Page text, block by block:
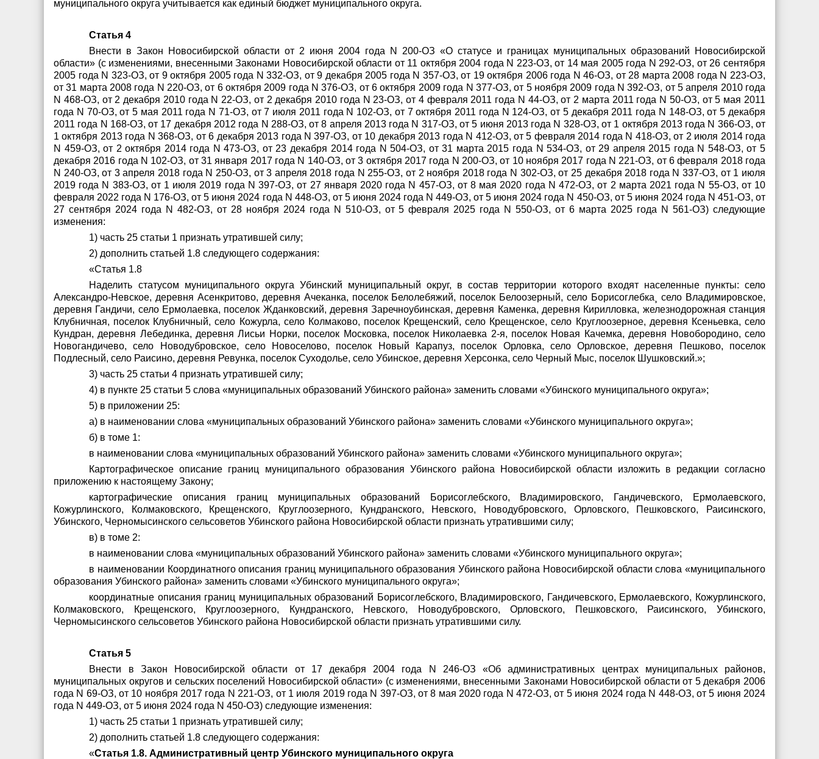
муниципального округа учитывается как единый бюджет муниципального округа.
Статья 4
Внести в Закон Новосибирской области от 2 июня 2004 года N 200-ОЗ «О статусе и границах муниципальных образований Новосибирской
области» (с изменениями, внесенными Законами Новосибирской области от 11 октября 2004 года N 223-ОЗ, от 14 мая 2005 года N 292-ОЗ, от 26 сентября
2005 года N 323-ОЗ, от 9 октября 2005 года N 332-ОЗ, от 9 декабря 2005 года N 357-ОЗ, от 19 октября 2006 года N 46-ОЗ, от 28 марта 2008 года N 223-ОЗ,
от 31 марта 2008 года N 220-ОЗ, от 6 октября 2009 года N 376-ОЗ, от 6 октября 2009 года N 377-ОЗ, от 5 ноября 2009 года N 392-ОЗ, от 5 апреля 2010 года
N 468-ОЗ, от 2 декабря 2010 года N 22-ОЗ, от 2 декабря 2010 года N 23-ОЗ, от 4 февраля 2011 года N 44-ОЗ, от 2 марта 2011 года N 50-ОЗ, от 5 мая 2011
года N 70-ОЗ, от 5 мая 2011 года N 71-ОЗ, от 7 июля 2011 года N 102-ОЗ, от 7 октября 2011 года N 124-ОЗ, от 5 декабря 2011 года N 148-ОЗ, от 5 декабря
2011 года N 168-ОЗ, от 17 декабря 2012 года N 288-ОЗ, от 8 апреля 2013 года N 317-ОЗ, от 5 июня 2013 года N 328-ОЗ, от 1 октября 2013 года N 366-ОЗ, от
1 октября 2013 года N 368-ОЗ, от 6 декабря 2013 года N 397-ОЗ, от 10 декабря 2013 года N 412-ОЗ, от 5 февраля 2014 года N 418-ОЗ, от 2 июля 2014 года
N 459-ОЗ, от 2 октября 2014 года N 473-ОЗ, от 23 декабря 2014 года N 504-ОЗ, от 31 марта 2015 года N 534-ОЗ, от 29 апреля 2015 года N 548-ОЗ, от 5
декабря 2016 года N 102-ОЗ, от 31 января 2017 года N 140-ОЗ, от 3 октября 2017 года N 200-ОЗ, от 10 ноября 2017 года N 221-ОЗ, от 6 февраля 2018 года
N 240-ОЗ, от 3 апреля 2018 года N 250-ОЗ, от 3 апреля 2018 года N 255-ОЗ, от 2 ноября 2018 года N 302-ОЗ, от 25 декабря 2018 года N 337-ОЗ, от 1 июля
2019 года N 383-ОЗ, от 1 июля 2019 года N 397-ОЗ, от 27 января 2020 года N 457-ОЗ, от 8 мая 2020 года N 472-ОЗ, от 2 марта 2021 года N 55-ОЗ, от 10
февраля 2022 года N 176-ОЗ, от 5 июня 2024 года N 448-ОЗ, от 5 июня 2024 года N 449-ОЗ, от 5 июня 2024 года N 450-ОЗ, от 5 июня 2024 года N 451-ОЗ, от
27 сентября 2024 года N 482-ОЗ, от 28 ноября 2024 года N 510-ОЗ, от 5 февраля 2025 года N 550-ОЗ, от 6 марта 2025 года N 561-ОЗ) следующие
изменения:
1) часть 25 статьи 1 признать утратившей силу;
2) дополнить статьей 1.8 следующего содержания:
«Статья 1.8
Наделить статусом муниципального округа Убинский муниципальный округ, в состав территории которого входят населенные пункты: село
Александро-Невское, деревня Асенкритово, деревня Ачеканка, поселок Белолебяжий, поселок Белоозерный, село Борисоглебка¸ село Владимировское,
деревня Гандичи, село Ермолаевка, поселок Жданковский, деревня Заречноубинская, деревня Каменка, деревня Кирилловка, железнодорожная станция
Клубничная, поселок Клубничный, село Кожурла, село Колмаково, поселок Крещенский, село Крещенское, село Круглоозерное, деревня Ксеньевка, село
Кундран, деревня Лебединка, деревня Лисьи Норки, поселок Московка, поселок Николаевка 2-я, поселок Новая Качемка, деревня Новобородино, село
Новогандичево, село Новодубровское, село Новоселово, поселок Новый Карапуз, поселок Орловка, село Орловское, деревня Пешково, поселок
Подлесный, село Раисино, деревня Ревунка, поселок Суходолье, село Убинское, деревня Херсонка, село Черный Мыс, поселок Шушковский.»;
3) часть 25 статьи 4 признать утратившей силу;
4) в пункте 25 статьи 5 слова «муниципальных образований Убинского района» заменить словами «Убинского муниципального округа»;
5) в приложении 25:
а) в наименовании слова «муниципальных образований Убинского района» заменить словами «Убинского муниципального округа»;
б) в томе 1:
в наименовании слова «муниципальных образований Убинского района» заменить словами «Убинского муниципального округа»;
Картографическое описание границ муниципального образования Убинского района Новосибирской области изложить в редакции согласно
приложению к настоящему Закону;
картографические описания границ муниципальных образований Борисоглебского, Владимировского, Гандичевского, Ермолаевского,
Кожурлинского, Колмаковского, Крещенского, Круглоозерного, Кундранского, Невского, Новодубровского, Орловского, Пешковского, Раисинского,
Убинского, Черномысинского сельсоветов Убинского района Новосибирской области признать утратившими силу;
в) в томе 2:
в наименовании слова «муниципальных образований Убинского района» заменить словами «Убинского муниципального округа»;
в наименовании Координатного описания границ муниципального образования Убинского района Новосибирской области слова «муниципального
образования Убинского района» заменить словами «Убинского муниципального округа»;
координатные описания границ муниципальных образований Борисоглебского, Владимировского, Гандичевского, Ермолаевского, Кожурлинского,
Колмаковского, Крещенского, Круглоозерного, Кундранского, Невского, Новодубровского, Орловского, Пешковского, Раисинского, Убинского,
Черномысинского сельсоветов Убинского района Новосибирской области признать утратившими силу.
Статья 5
Внести в Закон Новосибирской области от 17 декабря 2004 года N 246-ОЗ «Об административных центрах муниципальных районов,
муниципальных округов и сельских поселений Новосибирской области» (с изменениями, внесенными Законами Новосибирской области от 5 декабря 2006
года N 69-ОЗ, от 10 ноября 2017 года N 221-ОЗ, от 1 июля 2019 года N 397-ОЗ, от 8 мая 2020 года N 472-ОЗ, от 5 июня 2024 года N 448-ОЗ, от 5 июня 2024
года N 449-ОЗ, от 5 июня 2024 года N 450-ОЗ) следующие изменения:
1) часть 25 статьи 1 признать утратившей силу;
2) дополнить статьей 1.8 следующего содержания:
«Статья 1.8. Административный центр Убинского муниципального округа